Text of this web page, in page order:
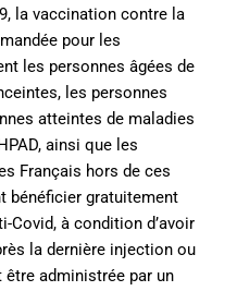
la vaccination contre la
pour les
les personnes âgées de
les personnes
atteintes de maladies
ainsi que les
Français hors de ces
bénéficier gratuitement
Covid, à condition d’avoir
la dernière injection ou
administrée par un